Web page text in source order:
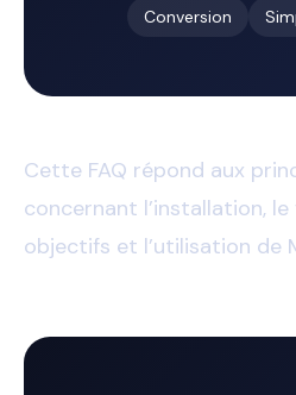
Conversion
Cette FAQ répond aux
concernant l’installation,
objectifs et l’utilisation de